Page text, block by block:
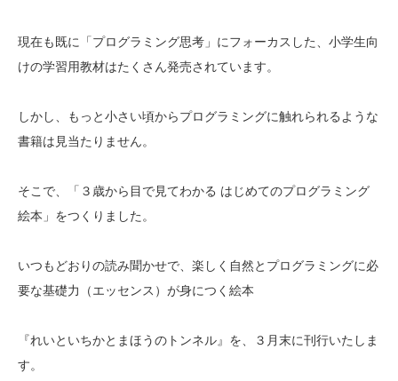
現在も既に「プログラミング思考」にフォーカスした、小学生向
けの学習用教材はたくさん発売されています。
しかし、もっと小さい頃からプログラミングに触れられるような
書籍は見当たりません。
そこで、「３歳から目で見てわかる はじめてのプログラミング
絵本」をつくりました。
いつもどおりの読み聞かせで、楽しく自然とプログラミングに必
要な基礎力（エッセンス）が身につく絵本
『れいといちかとまほうのトンネル』を、３月末に刊行いたしま
す。